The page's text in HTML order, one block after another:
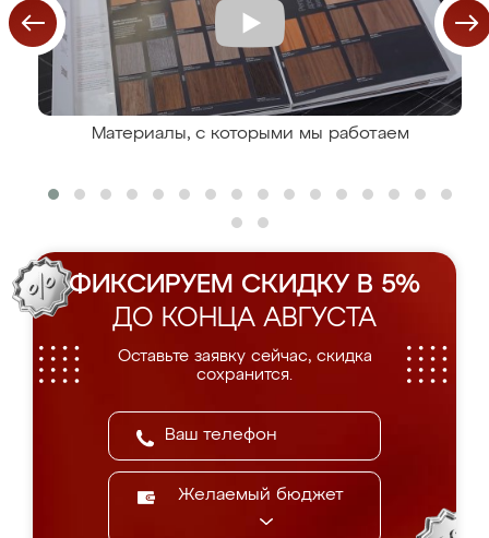
Материалы, с которыми мы работаем
ФИКСИРУЕМ СКИДКУ В 5%
ДО КОНЦА АВГУСТА
Оставьте заявку сейчас, скидка
сохранится.
Желаемый бюджет